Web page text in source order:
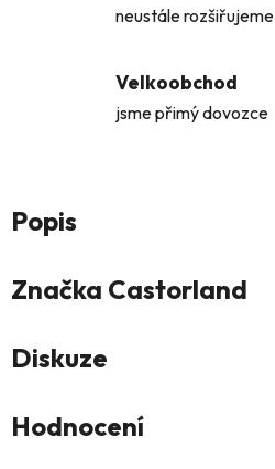
neustále rozšiřujeme
Velkoobchod
jsme přimý dovozce
Popis
Značka Castorland
Diskuze
Hodnocení